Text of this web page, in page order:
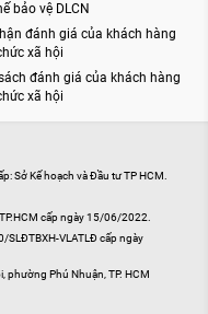
bảo vệ DLCN
đánh giá của khách hàng
xã hội
đánh giá của khách hàng
xã hội
Sở Kế hoạch và Đầu tư TP HCM.
cấp ngày 15/06/2022.
VLATLĐ cấp ngày
phường Phú Nhuận, TP. HCM